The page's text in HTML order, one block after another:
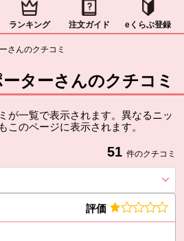
ランキング 注文ガイド eくらぶ登録
さんのクチコミ
ターさんのクチコミ
が一覧で表示されます。異なるニッ
このページに表示されます。
51 件のクチコミ
評価